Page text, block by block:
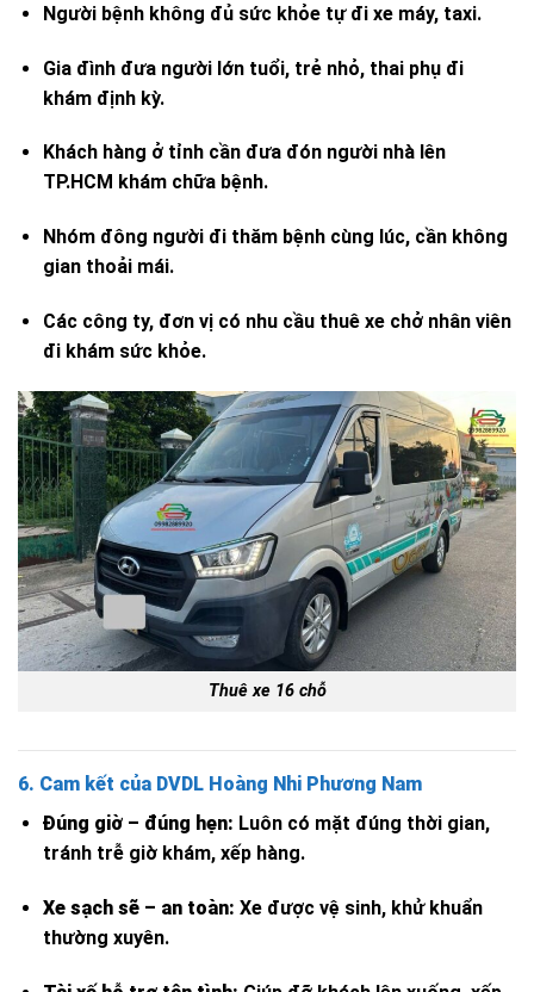
Người bệnh không đủ sức khỏe tự đi xe máy, taxi.
Gia đình đưa người lớn tuổi, trẻ nhỏ, thai phụ đi
khám định kỳ.
Khách hàng ở tỉnh cần đưa đón người nhà lên
TP.HCM khám chữa bệnh.
Nhóm đông người đi thăm bệnh cùng lúc, cần không
gian thoải mái.
Các công ty, đơn vị có nhu cầu thuê xe chở nhân viên
đi khám sức khỏe.
Thuê xe 16 chỗ
6. Cam kết của DVDL Hoàng Nhi Phương Nam
Đúng giờ – đúng hẹn: Luôn có mặt đúng thời gian,
tránh trễ giờ khám, xếp hàng.
Xe sạch sẽ – an toàn: Xe được vệ sinh, khử khuẩn
thường xuyên.